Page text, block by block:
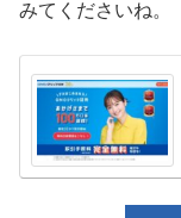
みてくださいね。